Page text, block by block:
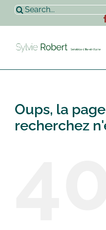
Passer
contenu
Rechercher:
Sylvie Robert
Oups, la
recherchez